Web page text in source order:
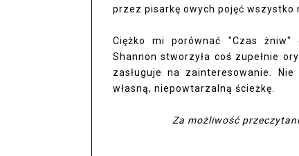
przez pisarkę owych pojęć wszystko
Ciężko mi porównać "Czas żniw"
Shannon stworzyła coś zupełnie
zasługuje na zainteresowanie.
własną, niepowtarzalną ścieżkę.
Za możliwość